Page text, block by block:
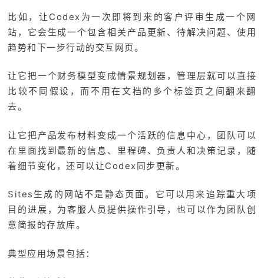
比如，让Codex为一次即将到来的客户评审生成一个网
站，它会生成一个包含相关产品更新、待解决问题、使用
趋势和下一步行动的交互网页。
让它把一个财务模型变成情景规划器，管理层就可以直接
比较不同假设，而不用在文档的多个标签页之间翻来翻
去。
让它把产品发布材料变成一个活跃的信息中心，团队可以
在里面找到最新的信息、里程碑、负责人和决策记录，随
着细节变化，还可以让Codex同步更新。
Sites生成的网站不是静态页面。它可以用来追踪重大项
目的进展，为客服人员提供操作引导，也可以作为团队创
意简报的存放库。
典型应用场景包括：